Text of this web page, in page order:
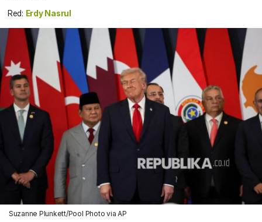
Red: Erdy Nasrul
Suzanne Plunkett/Pool Photo via AP